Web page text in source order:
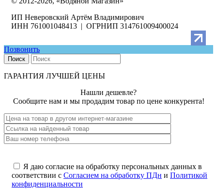
ИП Неверовский Артём Владимирович
ИНН 761001048413 | ОГРНИП 314761009400024
Позвонить
Поиск
ГАРАНТИЯ ЛУЧШЕЙ ЦЕНЫ
Нашли дешевле?
Сообщите нам и мы продадим товар по цене конкурента!
Я даю согласие на обработку персональных данных в
соответствии с Согласием на обработку ПДн и Политикой
конфиденциальности